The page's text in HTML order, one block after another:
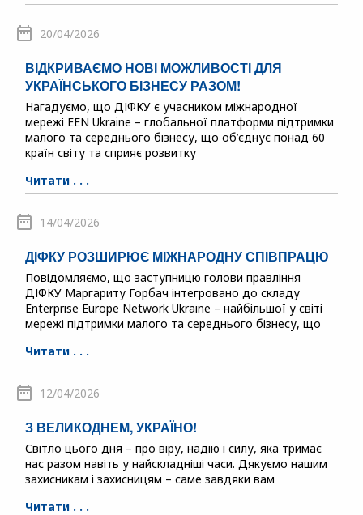
20/04/2026
ВІДКРИВАЄМО НОВІ МОЖЛИВОСТІ ДЛЯ
УКРАЇНСЬКОГО БІЗНЕСУ РАЗОМ!
Нагадуємо, що ДІФКУ є учасником міжнародної
мережі EEN Ukraine – глобальної платформи підтримки
малого та середнього бізнесу, що об’єднує понад 60
країн світу та сприяє розвитку
Читати . . .
14/04/2026
ДІФКУ РОЗШИРЮЄ МІЖНАРОДНУ СПІВПРАЦЮ
Повідомляємо, що заступницю голови правління
ДІФКУ Маргариту Горбач інтегровано до складу
Enterprise Europe Network Ukraine – найбільшої у світі
мережі підтримки малого та середнього бізнесу, що
Читати . . .
12/04/2026
З ВЕЛИКОДНЕМ, УКРАЇНО!
Світло цього дня – про віру, надію і силу, яка тримає
нас разом навіть у найскладніші часи. Дякуємо нашим
захисникам і захисницям – саме завдяки вам
Читати . . .